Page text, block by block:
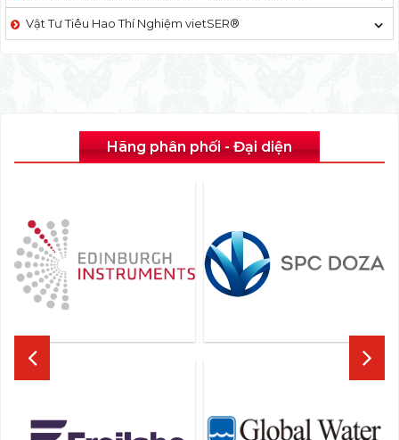
Vật Tư Tiêu Hao Thí Nghiệm vietSER®
Hãng phân phối - Đại diện